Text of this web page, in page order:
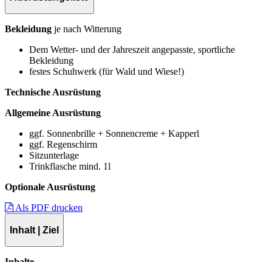
Bekleidung je nach Witterung
Dem Wetter- und der Jahreszeit angepasste, sportliche
Bekleidung
festes Schuhwerk (für Wald und Wiese!)
Technische Ausrüstung
Allgemeine Ausrüstung
ggf. Sonnenbrille + Sonnencreme + Kapperl
ggf. Regenschirm
Sitzunterlage
Trinkflasche mind. 1l
Optionale Ausrüstung
Als PDF drucken
Inhalt | Ziel